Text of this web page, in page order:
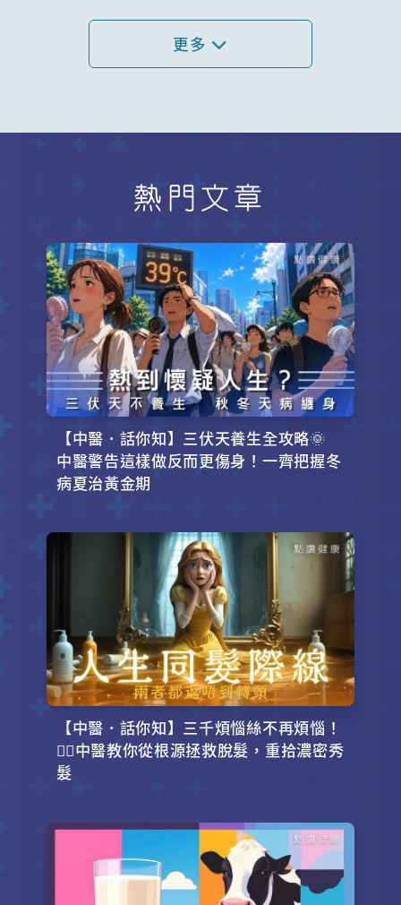
更多
熱門文章
【中醫．話你知】三伏天養生全攻略🌞
中醫警告這樣做反而更傷身！一齊把握冬
病夏治黃金期
【中醫．話你知】三千煩惱絲不再煩惱！
💇‍♂️中醫教你從根源拯救脫髮，重拾濃密秀
髮